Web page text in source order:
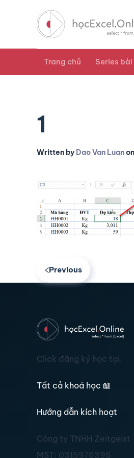
Trang chủ Series
1
Written by Dao Van Luanon
Previous
Click đăng ký học tại:
Tất cả khoá học 📖
Hướng dẫn kích hoạt
Công ty TNHH Zeitgeist
MST: 0315976395